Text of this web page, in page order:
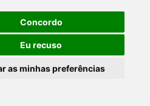
Concordo
Eu recuso
as minhas preferências